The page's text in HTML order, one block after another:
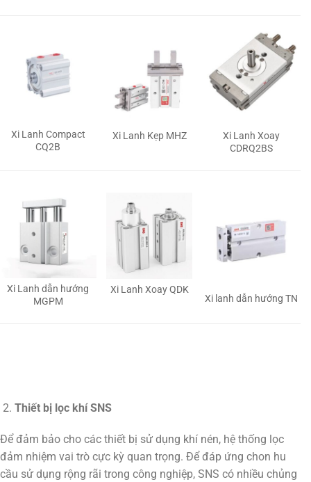
Xi Lanh Compact
CQ2B
Xi Lanh Kẹp MHZ
Xi Lanh Xoay
CDRQ2BS
Xi Lanh dẫn hướng
MGPM
Xi Lanh Xoay QDK
Xi lanh dẫn hướng TN
Thiết bị lọc khí SNS
Để đảm bảo cho các thiết bị sử dụng khí nén, hệ thống lọc
đảm nhiệm vai trò cực kỳ quan trọng. Để đáp ứng chon hu
cầu sử dụng rộng rãi trong công nghiệp, SNS có nhiều chủng